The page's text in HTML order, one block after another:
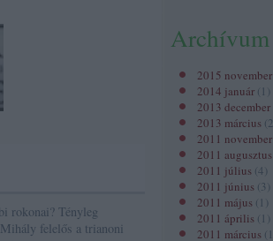
Archívum
2015 november
2014 január ( 1 )
2013 december
2013 március (2
2011 november
2011 augusztus
2011 július (4)
2011 június (3 )
2011 május ( 1 )
2011 április ( 1 )
2011 március ( 1
rokonai? Tényleg
felelős a trianoni